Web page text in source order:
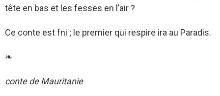
tête en bas et les fesses en l’air ?
Ce conte est fni ; le premier qui respire ira au Paradis.
❧
conte de Mauritanie